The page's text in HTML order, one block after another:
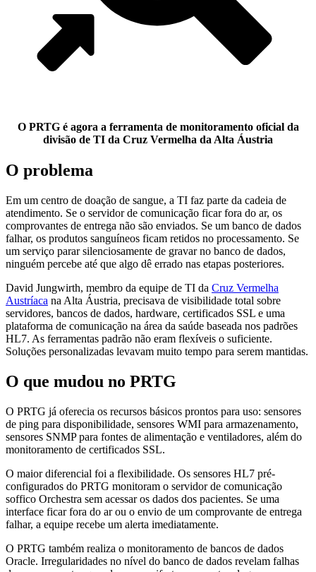
O PRTG é agora a ferramenta de monitoramento oficial da
divisão de TI da Cruz Vermelha da Alta Áustria
O problema
Em um centro de doação de sangue, a TI faz parte da cadeia de
atendimento. Se o servidor de comunicação ficar fora do ar, os
comprovantes de entrega não são enviados. Se um banco de dados
falhar, os produtos sanguíneos ficam retidos no processamento. Se
um serviço parar silenciosamente de gravar no banco de dados,
ninguém percebe até que algo dê errado nas etapas posteriores.
David Jungwirth, membro da equipe de TI da Cruz Vermelha
Austríaca na Alta Áustria, precisava de visibilidade total sobre
servidores, bancos de dados, hardware, certificados SSL e uma
plataforma de comunicação na área da saúde baseada nos padrões
HL7. As ferramentas padrão não eram flexíveis o suficiente.
Soluções personalizadas levavam muito tempo para serem mantidas.
O que mudou no PRTG
O PRTG já oferecia os recursos básicos prontos para uso: sensores
de ping para disponibilidade, sensores WMI para armazenamento,
sensores SNMP para fontes de alimentação e ventiladores, além do
monitoramento de certificados SSL.
O maior diferencial foi a flexibilidade. Os sensores HL7 pré-
configurados do PRTG monitoram o servidor de comunicação
soffico Orchestra sem acessar os dados dos pacientes. Se uma
interface ficar fora do ar ou o envio de um comprovante de entrega
falhar, a equipe recebe um alerta imediatamente.
O PRTG também realiza o monitoramento de bancos de dados
Oracle. Irregularidades no nível do banco de dados revelam falhas